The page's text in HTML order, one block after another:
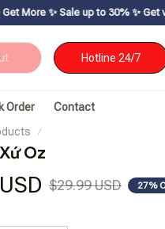
30% ㅤ✨ㅤ Get voucher up to $195ㅤ
Hotline 24/7
Order
Contact
Oz
$29.99 USD 27%